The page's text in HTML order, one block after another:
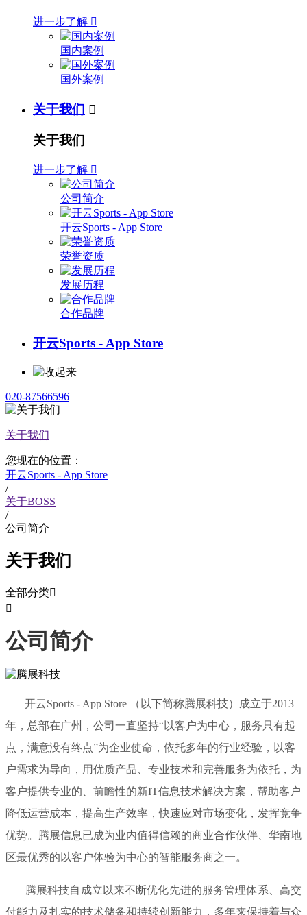
进一步了解 
国内案例
国外案例
关于我们 
关于我们
进一步了解 
公司简介
开云Sports - App Store
荣誉资质
发展历程
合作品牌
开云Sports - App Store
020-87566596
关于我们
您现在的位置：
开云Sports - App Store
/
关于BOSS
/
公司简介
关于我们
全部分类

公司简介
开云Sports - App Store （以下简称腾展科技）成立于2013
年，总部在广州，公司一直坚持“以客户为中心，服务只有起
点，满意没有终点”为企业使命，依托多年的行业经验，以客
户需求为导向，用优质产品、专业技术和完善服务为依托，为
客户提供专业的、前瞻性的新IT信息技术解决方案，帮助客户
降低运营成本，提高生产效率，快速应对市场变化，发挥竞争
优势。腾展信息已成为业内值得信赖的商业合作伙伴、华南地
区最优秀的以客户体验为中心的智能服务商之一。
腾展科技自成立以来不断优化先进的服务管理体系、高交
付能力及扎实的技术储备和持续创新能力，多年来保持着与众